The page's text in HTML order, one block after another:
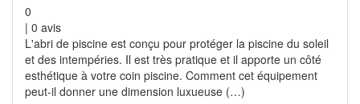
0
| 0 avis
L'abri de piscine est conçu pour protéger la piscine du soleil
et des intempéries. Il est très pratique et il apporte un côté
esthétique à votre coin piscine. Comment cet équipement
peut-il donner une dimension luxueuse (…)